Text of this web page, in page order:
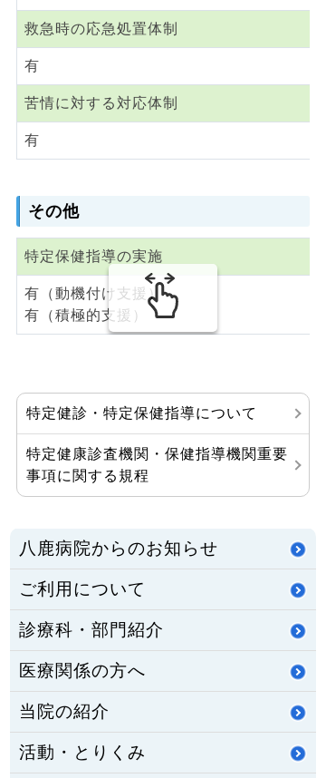
救急時の応急処置体制
有
苦情に対する対応体制
有
その他
特定保健指導の実施
有（動機付け支援）
有（積極的支援）
特定健診・特定保健指導について
特定健康診査機関・保健指導機関重要
事項に関する規程
八鹿病院からのお知らせ
ご利用について
診療科・部門紹介
医療関係の方へ
当院の紹介
活動・とりくみ